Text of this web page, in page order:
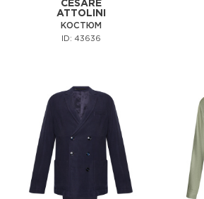
CESARE
ATTOLINI
КОСТЮМ
ID: 43636